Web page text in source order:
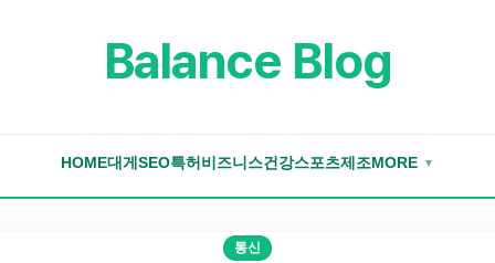
Balance Blog
HOME대게 SEO특허 비즈니스건강스포츠제조MORE ▼
통신